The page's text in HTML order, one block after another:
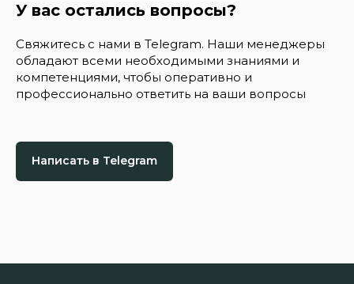
У вас остались вопросы?
Свяжитесь с нами в Telegram. Наши менеджеры
обладают всеми необходимыми знаниями и
компетенциями, чтобы оперативно и
профессионально ответить на ваши вопросы
Написать в Telegram